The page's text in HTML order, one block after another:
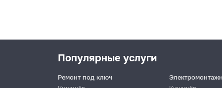
Популярные услуги
Ремонт под ключ